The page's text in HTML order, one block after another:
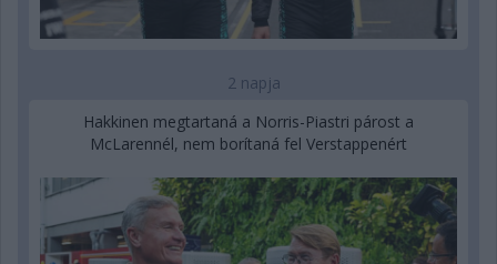
2 napja
Hakkinen megtartaná a Norris-Piastri párost a
McLarennél, nem borítaná fel Verstappenért